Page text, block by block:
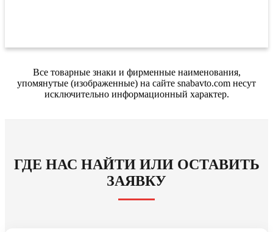
Все товарные знаки и фирменные наименования,
упомянутые (изображенные) на сайте snabavto.com несут
исключительно информационный характер.
ГДЕ НАС НАЙТИ ИЛИ ОСТАВИТЬ
ЗАЯВКУ